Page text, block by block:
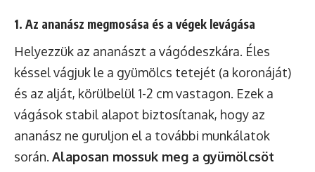
1. Az ananász megmosása és a végek levágása
Helyezzük az ananászt a vágódeszkára. Éles
késsel vágjuk le a gyümölcs tetejét (a koronáját)
és az alját, körülbelül 1-2 cm vastagon. Ezek a
vágások stabil alapot biztosítanak, hogy az
ananász ne guruljon el a további munkálatok
során. Alaposan mossuk meg a gyümölcsöt